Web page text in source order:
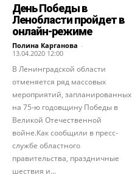
День Победы в
Ленобласти пройдет в
онлайн-режиме
Полина Карганова -
13.04.2020 12:00
В Ленинградской области
отменяется ряд массовых
мероприятий, запланированных
на 75-ю годовщину Победы в
Великой Отечественной
войне.Как сообщили в пресс-
службе областного
правительства, праздничные
шествия и...